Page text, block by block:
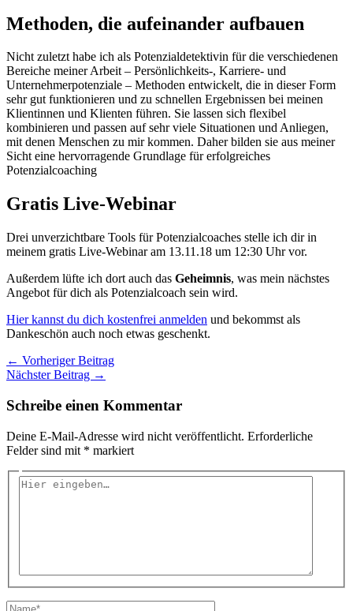
Methoden, die aufeinander aufbauen
Nicht zuletzt habe ich als Potenzialdetektivin für die verschiedenen
Bereiche meiner Arbeit – Persönlichkeits-, Karriere- und
Unternehmerpotenziale – Methoden entwickelt, die in dieser Form
sehr gut funktionieren und zu schnellen Ergebnissen bei meinen
Klientinnen und Klienten führen. Sie lassen sich flexibel
kombinieren und passen auf sehr viele Situationen und Anliegen,
mit denen Menschen zu mir kommen. Daher bilden sie aus meiner
Sicht eine hervorragende Grundlage für erfolgreiches
Potenzialcoaching
Gratis Live-Webinar
Drei unverzichtbare Tools für Potenzialcoaches stelle ich dir in
meinem gratis Live-Webinar am 13.11.18 um 12:30 Uhr vor.
Außerdem lüfte ich dort auch das Geheimnis, was mein nächstes
Angebot für dich als Potenzialcoach sein wird.
Hier kannst du dich kostenfrei anmelden und bekommst als
Dankeschön auch noch etwas geschenkt.
← Vorheriger Beitrag
Nächster Beitrag →
Schreibe einen Kommentar
Deine E-Mail-Adresse wird nicht veröffentlicht. Erforderliche
Felder sind mit * markiert
Hier
Name*